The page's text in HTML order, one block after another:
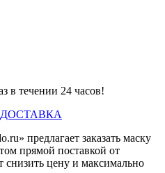
в течении 24 часов!
ДОСТАВКА
предлагает заказать маску
прямой поставкой от
снизить цену и максимально